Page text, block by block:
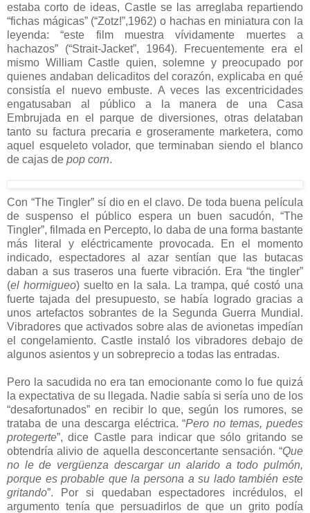
estaba corto de ideas, Castle se las arreglaba repartiendo
“fichas mágicas” (“Zotz!”,1962) o hachas en miniatura con la
leyenda: “este film muestra vívidamente muertes a
hachazos” (“Strait-Jacket”, 1964). Frecuentemente era el
mismo William Castle quien, solemne y preocupado por
quienes andaban delicaditos del corazón, explicaba en qué
consistía el nuevo embuste. A veces las excentricidades
engatusaban al público a la manera de una Casa
Embrujada en el parque de diversiones, otras delataban
tanto su factura precaria e groseramente marketera, como
aquel esqueleto volador, que terminaban siendo el blanco
de cajas de pop corn.
Con “The Tingler” sí dio en el clavo. De toda buena película
de suspenso el público espera un buen sacudón, “The
Tingler”, filmada en Percepto, lo daba de una forma bastante
más literal y eléctricamente provocada. En el momento
indicado, espectadores al azar sentían que las butacas
daban a sus traseros una fuerte vibración. Era “the tingler”
(el hormigueo) suelto en la sala. La trampa, qué costó una
fuerte tajada del presupuesto, se había logrado gracias a
unos artefactos sobrantes de la Segunda Guerra Mundial.
Vibradores que activados sobre alas de avionetas impedían
el congelamiento. Castle instaló los vibradores debajo de
algunos asientos y un sobreprecio a todas las entradas.
Pero la sacudida no era tan emocionante como lo fue quizá
la expectativa de su llegada. Nadie sabía si sería uno de los
“desafortunados” en recibir lo que, según los rumores, se
trataba de una descarga eléctrica. “Pero no temas, puedes
protegerte”, dice Castle para indicar que sólo gritando se
obtendría alivio de aquella desconcertante sensación. “Que
no le de vergüenza descargar un alarido a todo pulmón,
porque es probable que la persona a su lado también este
gritando”. Por si quedaban espectadores incrédulos, el
argumento tenía que persuadirlos de que un grito podía